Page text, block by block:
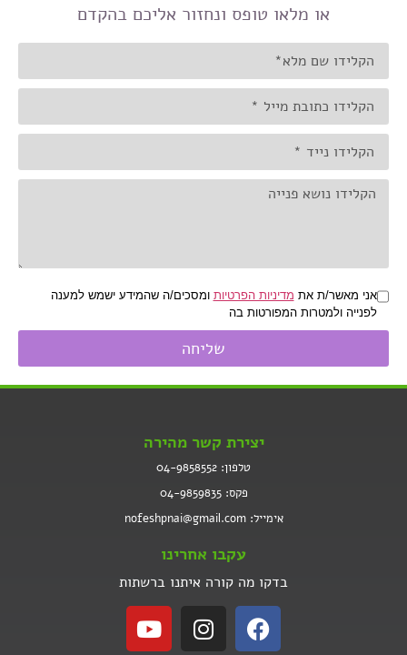
או מלאו טופס ונחזור אליכם בהקדם
אני מאשר/ת את מדיניות הפרטיות ומסכים/ה שהמידע ישמש למענה
לפנייה ולמטרות המפורטות בה
שליחה
יצירת קשר מהירה
טלפון: 04-9858552
פקס: 04-9859835
אימייל: nofeshpnai@gmail.com
עקבו אחרינו
בדקו מה קורה איתנו ברשתות